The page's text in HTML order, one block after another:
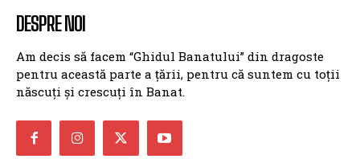
DESPRE NOI
Am decis să facem “Ghidul Banatului” din dragoste
pentru această parte a țării, pentru că suntem cu toții
născuți și crescuți în Banat.